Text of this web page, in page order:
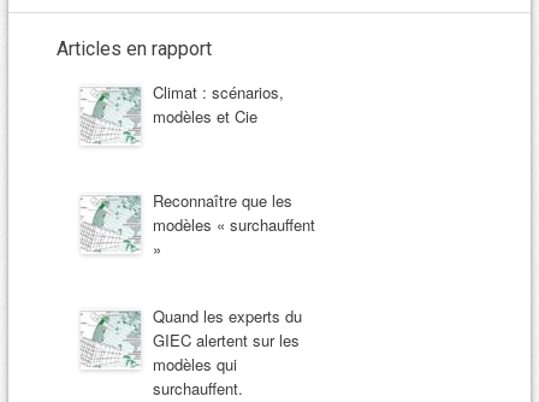
Articles en rapport
Climat : scénarios,
modèles et Cie
Reconnaître que les
modèles « surchauffent
»
Quand les experts du
GIEC alertent sur les
modèles qui
surchauffent.